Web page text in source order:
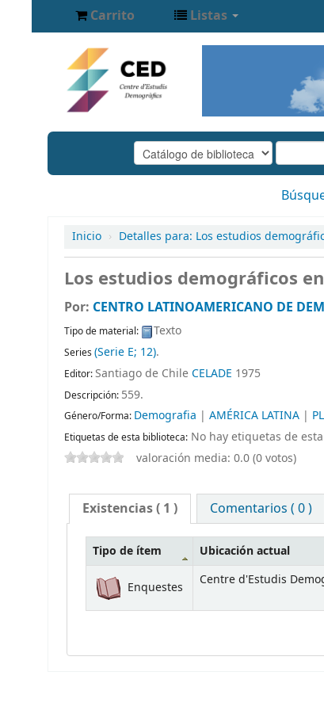
Carrito Listas
Inicio › Detalles para: Los estudios
Los estudios demográficos
Por: CENTRO LATINOAMERICANO DE
Tipo de material: Texto
Series (Serie E; 12).
Editor:Santiago de ChileCELADE 1975
Descripción: 559.
Género/Forma: Demografia | AMÉRICA LATINA |
Etiquetas de esta biblioteca: No hay etiquetas de
valoración media: 0.0 (0 votos)
Existencias( 1 ) Comentarios ( 0 )
Tipo de ítem Ubicación actual
Enquestes Centre d'Estudis